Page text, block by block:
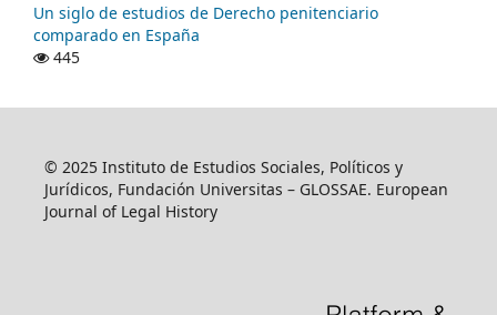
Un siglo de estudios de Derecho penitenciario
comparado en España
445
© 2025 Instituto de Estudios Sociales, Políticos y
Jurídicos, Fundación Universitas – GLOSSAE. European
Journal of Legal History